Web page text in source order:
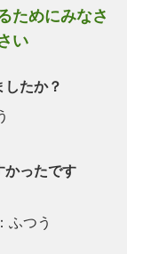
ためにみなさ
い
したか？
かったです
ふつう